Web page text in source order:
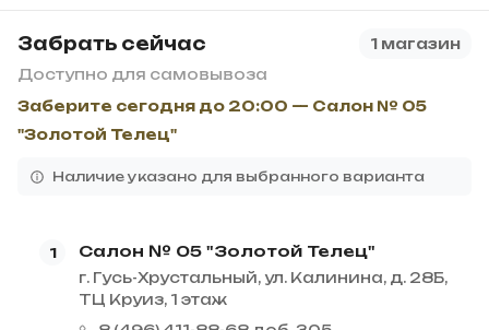
Забрать сейчас
1 магазин
Доступно для самовывоза
Заберите сегодня до 20:00 — Салон № 05
"Золотой Телец"
Наличие указано для выбранного варианта
1 Салон № 05 "Золотой Телец"
г. Гусь-Хрустальный, ул. Калинина, д. 28Б,
ТЦ Круиз, 1 этаж